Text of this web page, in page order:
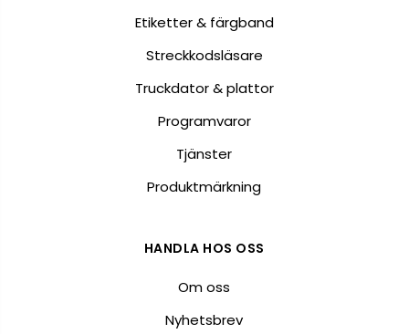
Etiketter & färgband
Streckkodsläsare
Truckdator & plattor
Programvaror
Tjänster
Produktmärkning
HANDLA HOS OSS
Om oss
Nyhetsbrev